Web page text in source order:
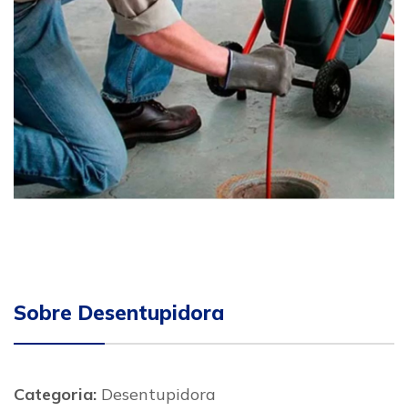
Sobre Desentupidora
Categoria: Desentupidora